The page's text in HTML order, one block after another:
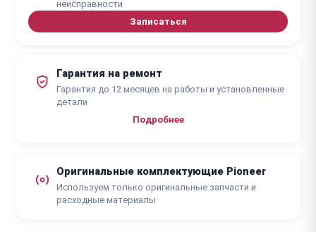
неисправности
Записаться
Гарантия на ремонт
Гарантия до 12 месяцев на работы и установленные
детали
Подробнее
Оригинальные комплектующие Pioneer
Используем только оригинальные запчасти и
расходные материалы